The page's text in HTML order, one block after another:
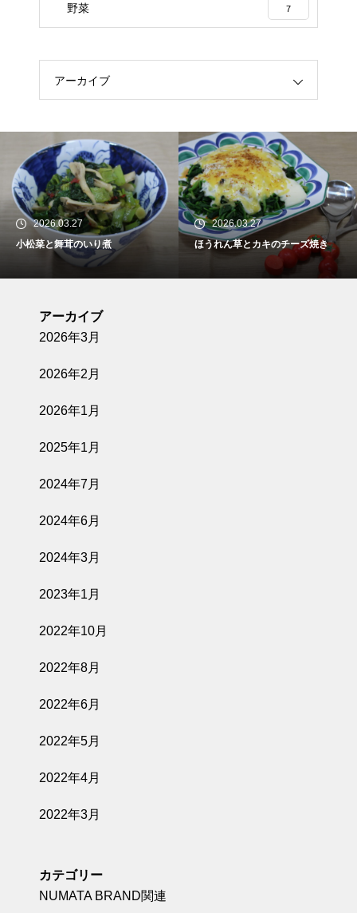
野菜 7
アーカイブ
2026.03.27
小松菜と舞茸のいり煮
2026.03.27
ほうれん草とカキのチーズ焼き
アーカイブ
2026年3月
2026年2月
2026年1月
2025年1月
2024年7月
2024年6月
2024年3月
2023年1月
2022年10月
2022年8月
2022年6月
2022年5月
2022年4月
2022年3月
カテゴリー
NUMATA BRAND関連